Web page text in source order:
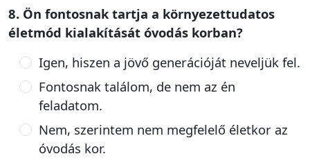
8. Ön fontosnak tartja a környezettudatos
életmód kialakítását óvodás korban?
Igen, hiszen a jövő generációját neveljük fel.
Fontosnak találom, de nem az én
feladatom.
Nem, szerintem nem megfelelő életkor az
óvodás kor.